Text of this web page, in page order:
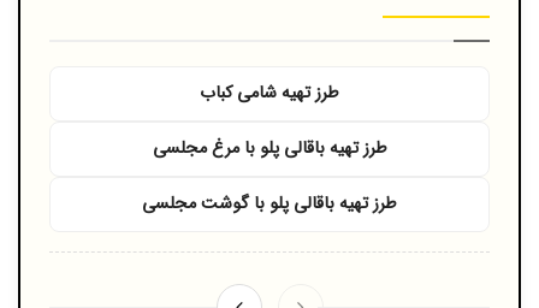
طرز تهیه شامی کباب
طرز تهیه باقالی پلو با مرغ مجلسی
طرز تهیه باقالی پلو با گوشت مجلسی